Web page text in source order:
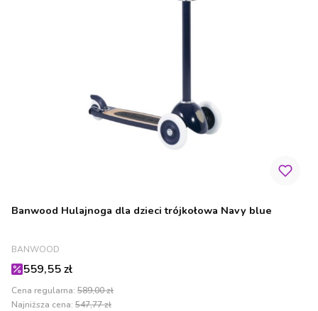
Banwood Hulajnoga dla dzieci trójkołowa Navy blue
PRODUCENT
BANWOOD
Cena promocyjna
559,55 zł
Cena regularna: 589,00 zł
Najniższa cena: 547,77 zł